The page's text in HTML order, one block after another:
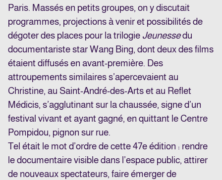
Paris. Massés en petits groupes, on y discutait
programmes, projections à venir et possibilités de
dégoter des places pour la trilogie Jeunessedu
documentariste star Wang Bing, dont deux des films
étaient diffusés en avant-première. Des
attroupements similaires s’apercevaient au
Christine, au Saint-André-des-Arts et au Reflet
Médicis, s’agglutinant sur la chaussée, signe d’un
festival vivant et ayant gagné, en quittant le Centre
Pompidou, pignon sur rue.
Tel était le mot d’ordre de cette 47e édition : rendre
le documentaire visible dans l’espace public, attirer
de nouveaux spectateurs, faire émerger de